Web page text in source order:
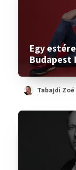
Egy
Budapest
Tabajdi Zoé